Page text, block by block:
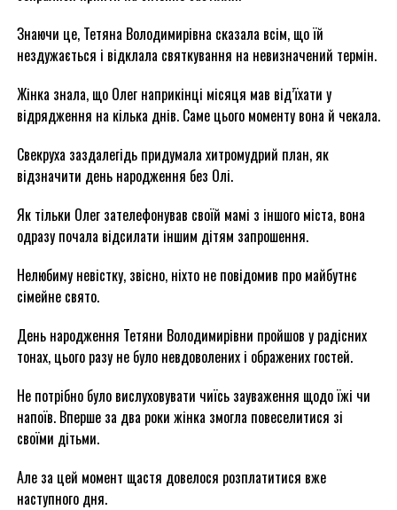
Знаючи це, Тетяна Володимирівна сказала всім, що їй
нездужається і відклала святкування на невизначений термін.
Жінка знала, що Олег наприкінці місяця мав від’їхати у
відрядження на кілька днів. Саме цього моменту вона й чекала.
Свекруха заздалегідь придумала хитромудрий план, як
відзначити день народження без Олі.
Як тільки Олег зателефонував своїй мамі з іншого міста, вона
одразу почала відсилати іншим дітям запрошення.
Нелюбиму невістку, звісно, ніхто не повідомив про майбутнє
сімейне свято.
День народження Тетяни Володимирівни пройшов у радісних
тонах, цього разу не було невдоволених і ображених гостей.
Не потрібно було вислуховувати чиїсь зауваження щодо їжі чи
напоїв. Вперше за два роки жінка змогла повеселитися зі
своїми дітьми.
Але за цей момент щастя довелося розплатитися вже
наступного дня.